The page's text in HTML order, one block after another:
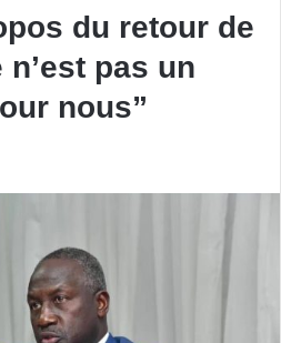
du retour de
pas un
nous”